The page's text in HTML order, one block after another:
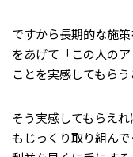
ですから長期的な施
をあげて「この人の
ことを実感してもらう
そう実感してもらえ
もじっくり取り組ん